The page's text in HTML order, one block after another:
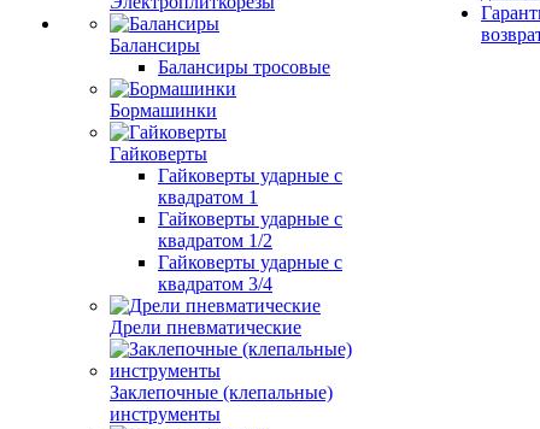
Балансиры
Балансиры тросовые
Бормашинки
Гайковерты
Гайковерты ударные с
квадратом 1
Гайковерты ударные с
квадратом 1/2
Гайковерты ударные с
квадратом 3/4
Дрели пневматические
Заклепочные (клепальные)
инструменты